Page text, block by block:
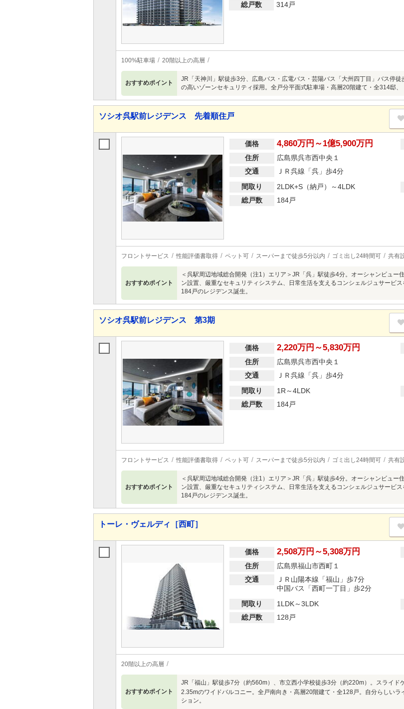
総戸数 314戸
100%駐車場 20階以上の高層
おすすめポイント
JR「天神川」駅徒歩3分、広島バス・広電バス・芸陽バス「大州四丁目」バス停
の高いゾーンセキュリティ採用。全戸分平面式駐車場・高層20階建て・全314邸、
ソシオ呉駅前レジデンス 先着順住戸
価格 4,860万円～1億5,900万円
住所
広島県呉市西中央１
交通
ＪＲ呉線「呉」歩4分
間取り
2LDK+S（納戸）～4LDK
総戸数 184戸
フロントサービス 性能評価書取得 ペット可 スーパーまで徒歩5分以内 ゴミ出し24時間可 共有
おすすめポイント
＜呉駅周辺地域総合開発（注1）エリア＞JR「呉」駅徒歩4分。オーシャンビュー
ン設置、厳重なセキュリティシステム、日常生活を支えるコンシェルジュサービ
184戸のレジデンス誕生。
ソシオ呉駅前レジデンス 第3期
価格 2,220万円～5,830万円
住所
広島県呉市西中央１
交通
ＪＲ呉線「呉」歩4分
間取り
1R～4LDK
総戸数 184戸
フロントサービス 性能評価書取得 ペット可 スーパーまで徒歩5分以内 ゴミ出し24時間可 共有
おすすめポイント
＜呉駅周辺地域総合開発（注1）エリア＞JR「呉」駅徒歩4分。オーシャンビュー
ン設置、厳重なセキュリティシステム、日常生活を支えるコンシェルジュサービ
184戸のレジデンス誕生。
トーレ・ヴェルディ［西町］
価格 2,508万円～5,308万円
住所
広島県福山市西町１
交通
ＪＲ山陽本線「福山」歩7分
中国バス「西町一丁目」歩2分
間取り
1LDK～3LDK
総戸数 128戸
20階以上の高層
おすすめポイント
JR「福山」駅徒歩7分（約560m）、市立西小学校徒歩3分（約220m）。スライ
2.35mのワイドバルコニー。全戸南向き・高層20階建て・全128戸。自分らしいラ
ション。